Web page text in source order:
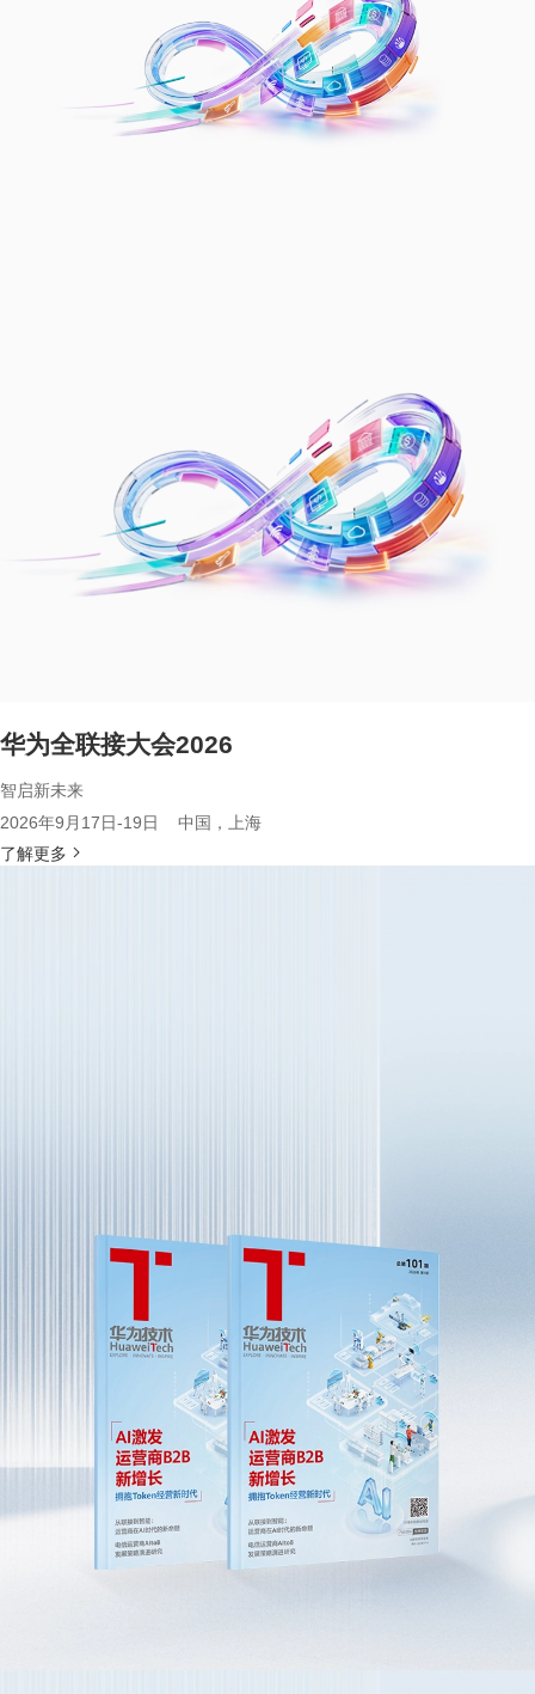
华为全联接大会2026
智启新未来
2026年9月17日-19日 中国，上海
了解更多